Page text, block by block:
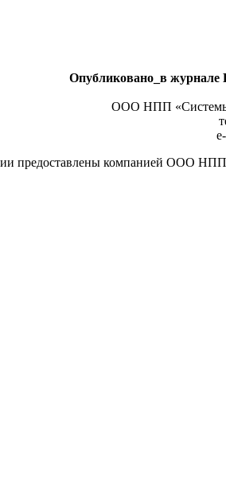
Опубликовано_в
ООО НПП «Системы
предоставлены компанией ООО НПП